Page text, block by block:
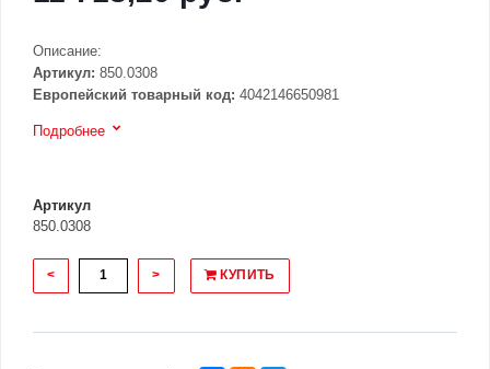
Описание:
Артикул: 850.0308
Европейский товарный код: 4042146650981
Подробнее
Артикул
850.0308
< > КУПИТЬ